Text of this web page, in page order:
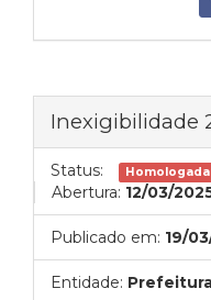
Inexigibilidade
Status: Homologada
Abertura: 12/03/
Publicado em: 19/
Entidade: